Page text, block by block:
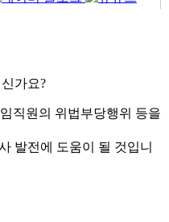
가요?
직원의 위법부당행위 등을
발전에 도움이 될 것입니